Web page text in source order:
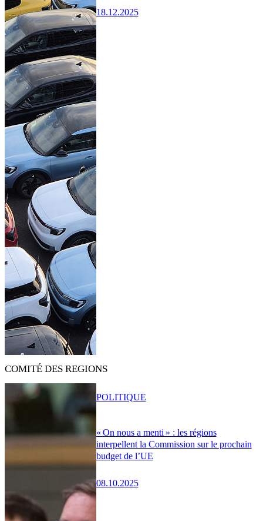
18.12.2025
COMITÉ DES REGIONS
« On nous a menti » : les régions
interpellent la Commission sur le prochain
budget de l’UE
08.10.2025
POLITIQUE